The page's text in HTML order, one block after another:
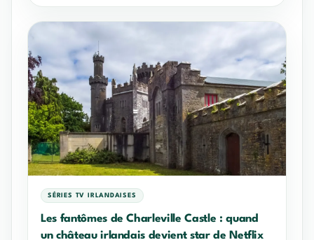
SÉRIES TV IRLANDAISES
Les fantômes de Charleville Castle : quand
un château irlandais devient star de Netflix